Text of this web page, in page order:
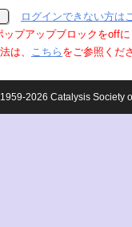
ログインできない方は
プアップブロックをoffに
は、 こちら をご参照くだ
2026 Catalysis Society